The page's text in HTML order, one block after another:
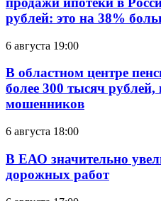
рублей: это на 38%
6 августа 19:00
В областном центре
более 300 тысяч
мошенников
6 августа 18:00
В ЕАО значительно
дорожных работ